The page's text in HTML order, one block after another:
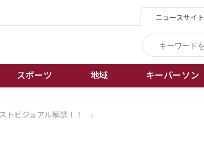
ニュースサイト
スポーツ 地域 キーパーソン
誰もが輝いて働く社会へ
トビジュアル解禁！！ ›